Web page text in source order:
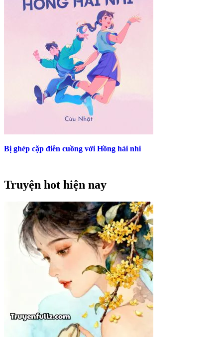
Bị ghép cặp điên cuồng với Hồng hài nhi
Truyện hot hiện nay